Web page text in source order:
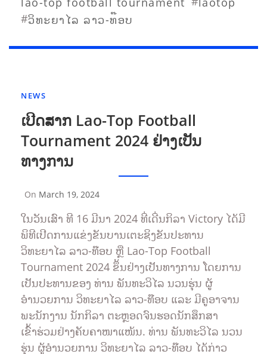
#ວິທະຍາໄລ ລາວ-ທ໊ອບ
NEWS
ເປີດສາກ Lao-Top Football
Tournament 2024 ຢ່າງເປັນ
ທາງການ
By
Sompasong
Vongthavone
On March 19, 2024
ໃນວັນເສົາ ທີ 16 ມີນາ 2024 ທີ່ເດີ່ນກິລາ Victory ໄດ້ມີ
ພິທີເປີດການແຂ່ງຂັນບານເຕະຊິງຂັນປະທານ
ວິທະຍາໄລ ລາວ-ທ໊ອບ ຫຼື Lao-Top Football
Tournament 2024 ຂຶ້ນຢ່າງເປັນທາງການ ໂດຍການ
ເປັນປະທານຂອງ ທ່ານ ພັນທະວິໄລ ນວນຮຸ່ນ ຜູ້
ອຳນວຍການ ວິທະຍາໄລ ລາວ-ທ໊ອບ ແລະ ມີຄູອາຈານ
ພະນັກງານ ນັກກິລາ ຕະຫຼອດຈົນຮອດນັກສຶກສາ
ເຂົ້າຮ່ວມຢ່າງຄັບຄາໜາແໜ້ນ. ທ່ານ ພັນທະວິໄລ ນວນ
ຮຸ່ນ ຜູ້ອຳນວຍການ ວິທະຍາໄລ ລາວ-ທ໊ອບ ໄດ້ກ່າວ